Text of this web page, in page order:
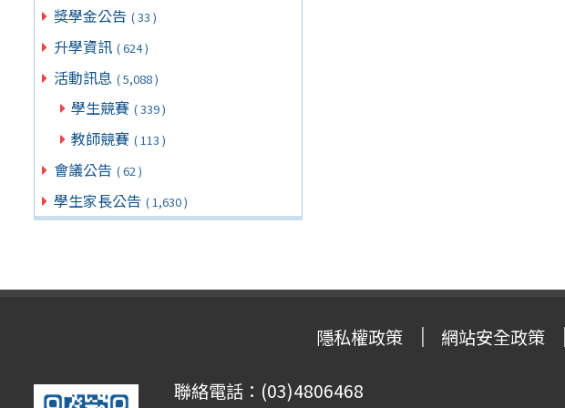
獎學金公告 ( 33 )
升學資訊 ( 624 )
活動訊息 ( 5,088 )
學生競賽 ( 339 )
教師競賽 ( 113 )
會議公告 ( 62 )
學生家長公告 ( 1,630 )
隱私權政策 網站安全政策
聯絡電話：(03)4806468